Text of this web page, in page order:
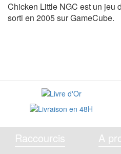
Chicken Little NGC est un jeu
sorti en 2005 sur GameCube.
Raccourcis A